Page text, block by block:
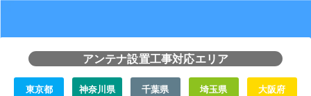
アンテナ設置工事対応エリア
東京都 神奈川県 千葉県 埼玉県
大阪府